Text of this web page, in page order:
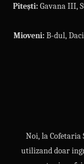
Pitești: Gavana III,
Mioveni: B-dul,
Noi, la Cofetaria
utilizand doar